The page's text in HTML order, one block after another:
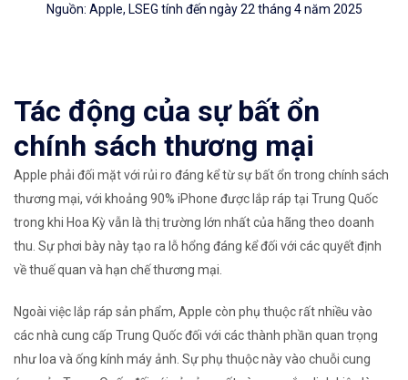
Nguồn: Apple, LSEG tính đến ngày 22 tháng 4 năm 2025
Tác động của sự bất ổn
chính sách thương mại
Apple phải đối mặt với rủi ro đáng kể từ sự bất ổn trong chính sách
thương mại, với khoảng 90% iPhone được lắp ráp tại Trung Quốc
trong khi Hoa Kỳ vẫn là thị trường lớn nhất của hãng theo doanh
thu. Sự phơi bày này tạo ra lỗ hổng đáng kể đối với các quyết định
về thuế quan và hạn chế thương mại.
Ngoài việc lắp ráp sản phẩm, Apple còn phụ thuộc rất nhiều vào
các nhà cung cấp Trung Quốc đối với các thành phần quan trọng
như loa và ống kính máy ảnh. Sự phụ thuộc này vào chuỗi cung